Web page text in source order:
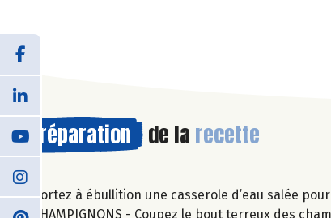
Préparation de la recette
Portez à ébullition une casserole d’eau salée
CHAMPIGNONS - Coupez le bout terreux des